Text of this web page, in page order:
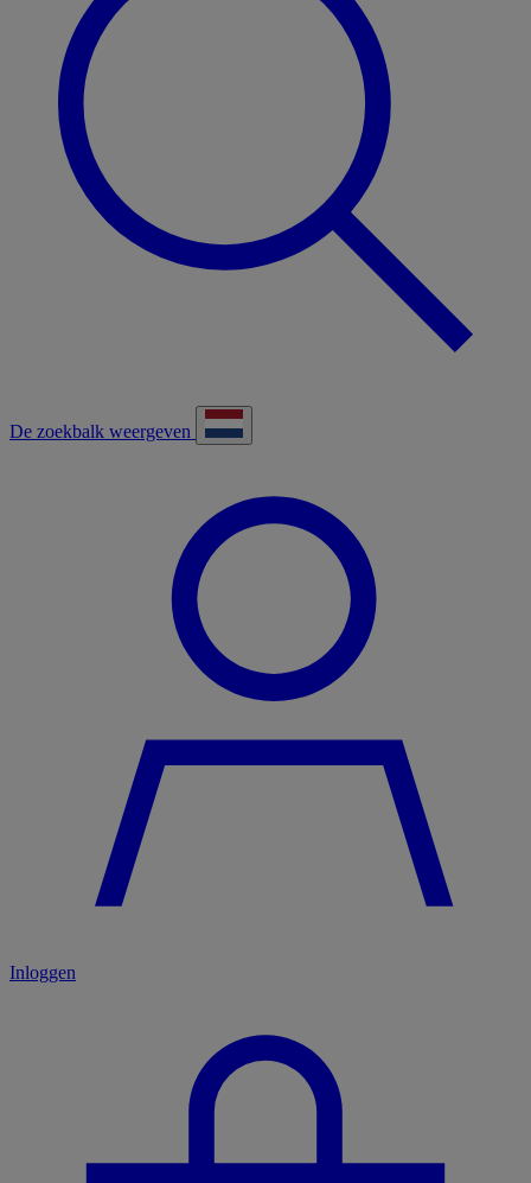
De zoekbalk weergeven
Inloggen